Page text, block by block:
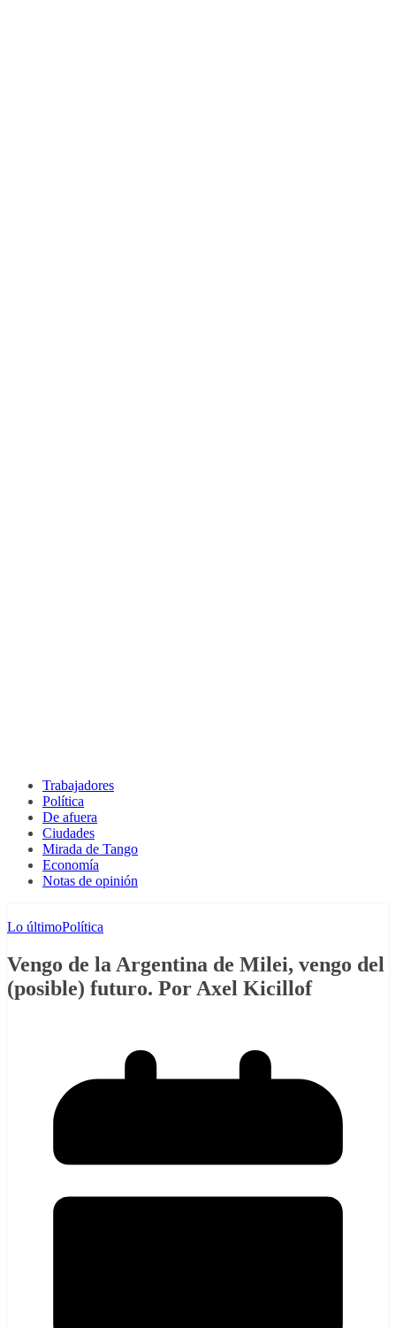
Trabajadores
Política
De afuera
Ciudades
Mirada de Tango
Economía
Notas de opinión
Lo últimoPolítica
Vengo de la Argentina de Milei, vengo del
(posible) futuro. Por Axel Kicillof